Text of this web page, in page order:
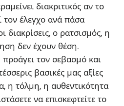
διακριτικός αν το
τον έλεγχο ανά πάσα
διακρίσεις, ο ρατσισμός, η
δεν έχουν θέση.
τον σεβασμό και
βασικές μας αξίες
η τόλμη, η αυθεντικότητα
να επισκεφτείτε το